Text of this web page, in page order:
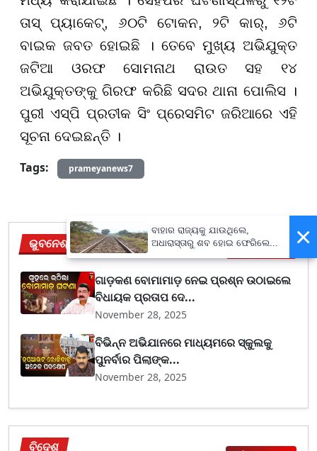
ତାସ୍‌ ପ୍ୟାକେଟ୍‌, ୬୦ଟି ଟୋକନ, ୨ଟି କାର୍‌, ୬ଟି
ବାଇକ ଜବତ ହୋଇଛି । ତେବେ ମୁଖ୍ୟ ଅଭିଯୁକ୍ତ
ଜଟିଆ ଓରଫ ସୋମନାଥ ରାଉତ ସହ ୧୪
ଅଭିଯୁକ୍ତଙ୍କୁ ଗିରଫ କରିଛି ସଦର ଥାନା ପୋଲିସ ।
ପୁରୀ ଏସ୍‌ପି ପ୍ରତୀକ ସିଂ ପ୍ରେସମିଟ ଜରିଆରେ ଏହି
ସୂଚନା ଦେଇଛନ୍ତି ।
Tags:
prameyanews7
ଭୁବନେଶ୍ୱର View More
ଗାଡ଼କଣ ବୋମାମାଡ଼ ନେଇ ପ୍ରଶ୍ନ ଉଠାଇଲେ
ବିଧାୟକ ପ୍ରତାପ ଦେ...
November 28, 2025
ବିଭିନ୍ନ ଅଭିଯାନରେ ମାଧ୍ୟମରେ ସ୍କୁଲକୁ
ପୁନର୍ବାର ପିଲାଙ୍କ...
November 28, 2025
ବିଦେଶ
×
ବାହାର ରାଜ୍ୟକୁ ଯାଉଥିଲେ,
ଅଧାରାସ୍ତାରୁ ଶବ ହୋଇ ଫେରିଲେ...